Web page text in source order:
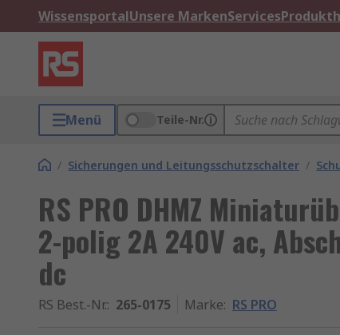
WissensportalUnsere MarkenServices
Menü Teile-Nr.
/ Sicherungen und Leitungsschutzschalter /
RS PRO DHMZ
2-polig 2A 240V ac,
dc
RS Best.-Nr.: 265-0175 Marke: RS PRO